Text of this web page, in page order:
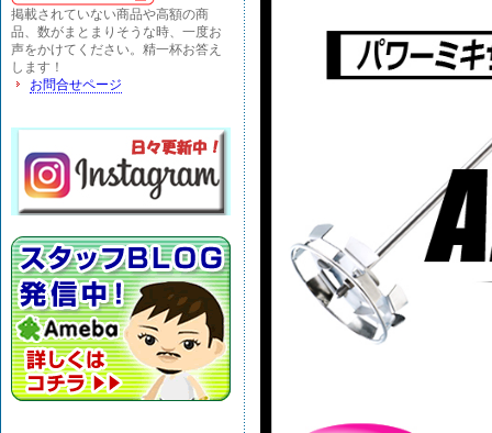
掲載されていない商品や高額の商
品、数がまとまりそうな時、一度お
声をかけてください。精一杯お答え
します！
お問合せページ